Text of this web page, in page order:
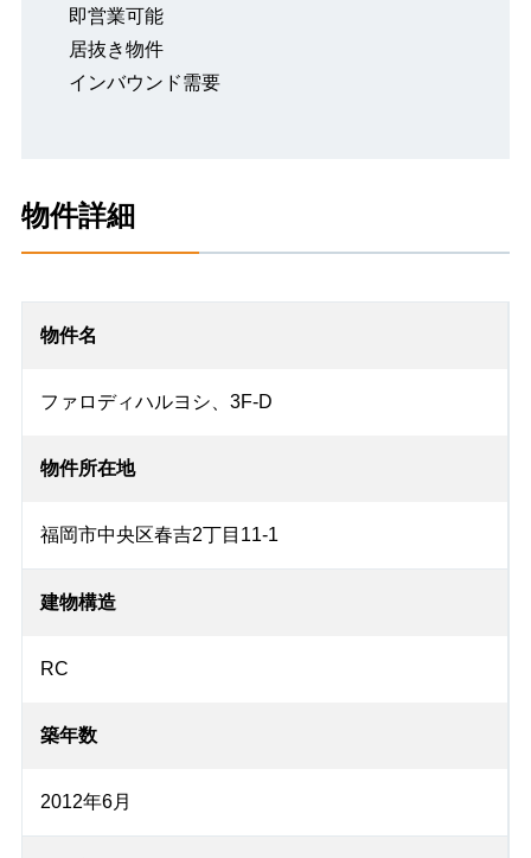
即営業可能
居抜き物件
インバウンド需要
物件詳細
物件名
ファロディハルヨシ、3F-D
物件所在地
福岡市中央区春吉2丁目11-1
建物構造
RC
築年数
2012年6月